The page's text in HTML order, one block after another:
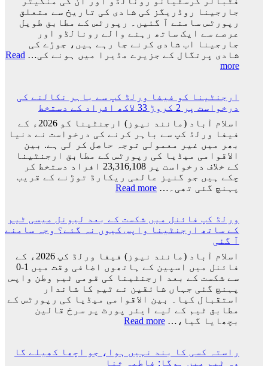
جارجینا روڈریگز کی شادی کی تاریخ سے متعلق
رپورٹس سامنے آ گئیں۔ رپورٹس کے مطابق طویل
عرصے سے ایک ساتھ رہنے والے رونالڈو اور
جارجینا اب شادی کرنے جا رہے ہیں، جوڑے کی
شادی پرتگال کے جزیرے مڈیرا میں ہونے کی… Read
more
:
اور
جارجینا
روڈریگز
کی
شادی
کی
تاریخ
سامنے
آ
گئی
ارجنٹینا کو فیفا ورلڈ کپ سے باہر نکالنے کی
درخواست پر 2 کروڑ 33 لاکھ افراد کے دستخط
اسلام آباد (مانند نیوز) ارجنٹینا کو 2026ء کے
فیفا ورلڈ کپ سے باہر کرنے کی درخواست نے دنیا
بھر میں غیر معمولی توجہ حاصل کر لی ہے. بین
الاقوامی میڈیا کی رپورٹس کے مطابق ارجنٹینا
کے خلاف درخواست پر 23,316,108 افراد دستخط کر
چکے ہیں جو گنیز عالمی ریکارڈ توڑنے کے قریب
پہنچ گئی تھی۔… Read more
:
فیفا
ورلڈ
باہر
نکالنے
کی
درخواست
پر
2
لاکھ
افراد
ورلڈ کپ فائنل میں شکست کے بعد لیونل میسی ٹیم
کے ساتھ ارجنٹینا واپس کیوں نہ گئے؟ وجہ سامنے
آ گئی
اسلام آباد (مانند نیوز) فیفا ورلڈ کپ 2026ء کے
فائنل میں اسپین کے ہاتھوں اضافی وقت میں 1-0
سے شکست کے بعد ارجنٹینا کی قومی ٹیم وطن واپس
پہنچ گئی جہاں شائقین نے ٹیم کا شاندار
استقبال کیا۔ بین الاقوامی میڈیا کی رپورٹس کے
مطابق ٹیم کے لیے ایئر پورٹ پر سرخ قالین
بچھایا گیا،… Read more
:
فائنل
میں
راستہ کسی کا بند نہیں ہوا، جو اچھا کھیلے گا
وہ ٹیم میں ہوگا: فاطمہ ثنا